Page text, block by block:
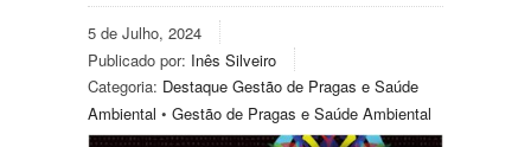
5 de Julho, 2024
Publicado por: Inês Silveiro
Categoria: Destaque Gestão de Pragas e Saúde
Ambiental • Gestão de Pragas e Saúde Ambiental